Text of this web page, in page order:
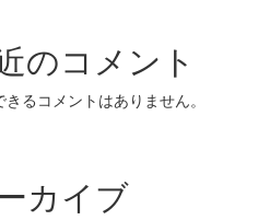
のコメント
きるコメントはありません。
カイブ